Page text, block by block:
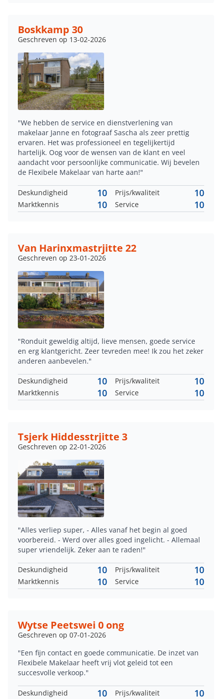
Boskkamp 30
Geschreven op 13-02-2026
"We hebben de service en dienstverlening van
makelaar Janne en fotograaf Sascha als zeer prettig
ervaren. Het was professioneel en tegelijkertijd
hartelijk. Oog voor de wensen van de klant en veel
aandacht voor persoonlijke communicatie. Wij bevelen
de Flexibele Makelaar van harte aan!"
Deskundigheid 10 Prijs/kwaliteit 10
Marktkennis 10 Service 10
Van Harinxmastrjitte 22
Geschreven op 23-01-2026
"Ronduit geweldig altijd, lieve mensen, goede service
en erg klantgericht. Zeer tevreden mee! Ik zou het zeker
anderen aanbevelen."
Deskundigheid 10 Prijs/kwaliteit 10
Marktkennis 10 Service 10
Tsjerk Hiddesstrjitte 3
Geschreven op 22-01-2026
"Alles verliep super, - Alles vanaf het begin al goed
voorbereid. - Werd over alles goed ingelicht. - Allemaal
super vriendelijk. Zeker aan te raden!"
Deskundigheid 10 Prijs/kwaliteit 10
Marktkennis 10 Service 10
Wytse Peetswei 0 ong
Geschreven op 07-01-2026
"Een fijn contact en goede communicatie. De inzet van
Flexibele Makelaar heeft vrij vlot geleid tot een
succesvolle verkoop."
Deskundigheid 10 Prijs/kwaliteit
10